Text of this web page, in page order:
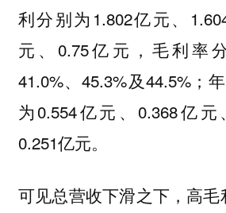
利分别为1.802亿元、
元、0.75亿元，毛利率分
41.0%、45.3%及44.5%；
为0.554亿元、0.368亿元
0.251亿元。
可见总营收下滑之下，高